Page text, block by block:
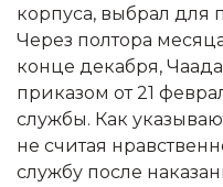
корпуса, выбрал для
Через полтора
конце декабря,
приказом от 21
службы. Как
не считая
службу после